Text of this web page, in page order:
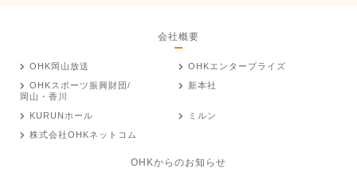
会社概要
OHK岡山放送
OHKエンタープライズ
OHKスポーツ振興財団/
岡山・香川
新本社
KURUNホール
ミルン
株式会社OHKネットコム
OHKからのお知らせ